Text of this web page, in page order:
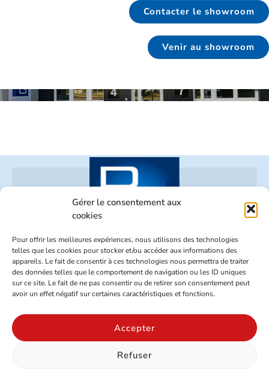
Gérer le consentement aux
cookies
Pour offrir les meilleures expériences, nous utilisons des technologies
telles que les cookies pour stocker et/ou accéder aux informations des
appareils. Le fait de consentir à ces technologies nous permettra de traiter
des données telles que le comportement de navigation ou les ID uniques
sur ce site. Le fait de ne pas consentir ou de retirer son consentement peut
avoir un effet négatif sur certaines caractéristiques et fonctions.
Accepter
Refuser
Contacter le showroom
Venir au showroom
02 96 73 70 26
Z.A. Le Beaufeuillage – 22520 BINIC
SUIVEZ-NOUS SUR NOS RÉSEAUX